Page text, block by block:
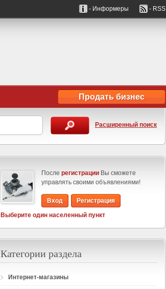
- Информеры - RSS
Продать бизнес
Расширенный поиск
После регистрации Вы сможете
управлять своими объявлениями!
Вход
Регистрация
Выберите один населенный пункт
Категории раздела
Интернет-магазины